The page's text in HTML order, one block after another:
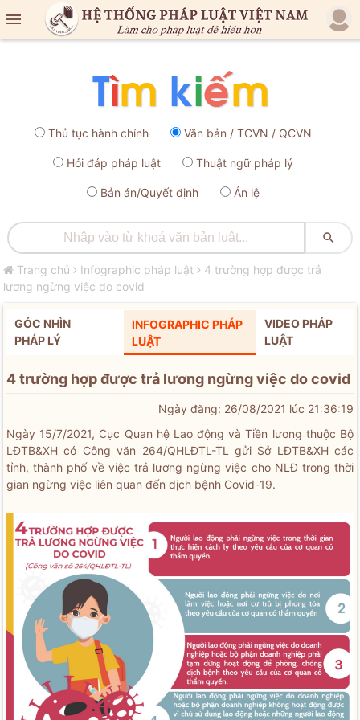

Thủ tục hành chính Văn bản / TCVN / QCVN
Hỏi đáp pháp luật Thuật ngữ pháp lý
Bản án/Quyết định Án lệ

Trang chủ Infographic pháp luật
4 trường hợp được trả
lương ngừng việc do covid
GÓC NHÌN
PHÁP LÝ
INFOGRAPHIC PHÁP
LUẬT
VIDEO PHÁP
LUẬT
4 trường hợp được trả lương ngừng việc do covid
Ngày đăng: 26/08/2021 lúc 21:36:19
Ngày 15/7/2021, Cục Quan hệ Lao động và Tiền lương thuộc Bộ
LĐTB&XH có Công văn 264/QHLĐTL-TL gửi Sở LĐTB&XH các
tỉnh, thành phố về việc trả lương ngừng việc cho NLĐ trong thời
gian ngừng việc liên quan đến dịch bệnh Covid-19.